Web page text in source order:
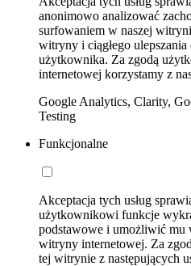
anonimowo analizować
surfowaniem w naszej
witryny i ciągłego
użytkownika. Za zgodą
internetowej korzystamy z
Google Analytics, Clarity,
Testing
Funkcjonalne
Akceptacja tych usług
użytkownikowi funkcje
podstawowe i umożliwić mu
witryny internetowej. Za
tej witrynie z następujących